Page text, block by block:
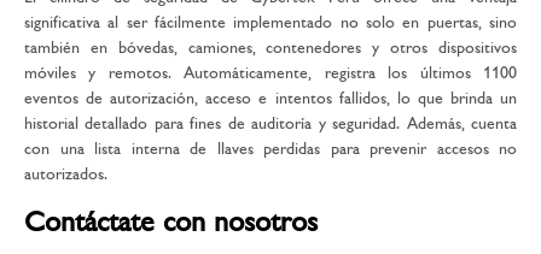
significativa al ser fácilmente implementado no solo en puertas, sino
también en bóvedas, camiones, contenedores y otros dispositivos
móviles y remotos. Automáticamente, registra los últimos 1100
eventos de autorización, acceso e intentos fallidos, lo que brinda un
historial detallado para fines de auditoría y seguridad. Además, cuenta
con una lista interna de llaves perdidas para prevenir accesos no
autorizados.
Contáctate con nosotros